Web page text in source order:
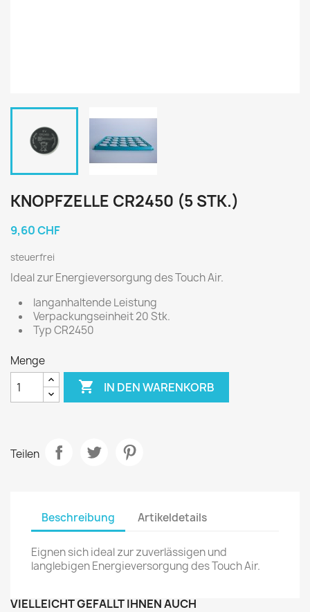
KNOPFZELLE CR2450 (5 STK.)
9,60 CHF
steuerfrei
Ideal zur Energieversorgung des Touch Air.
langanhaltende Leistung
Verpackungseinheit 20 Stk.
Typ CR2450
Menge
 IN DEN WARENKORB
Teilen
Beschreibung Artikeldetails
Eignen sich ideal zur zuverlässigen und
langlebigen Energieversorgung des Touch Air.
VIELLEICHT GEFÄLLT IHNEN AUCH